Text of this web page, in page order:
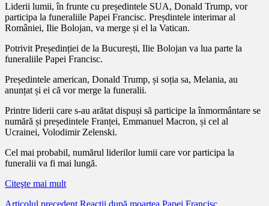
Liderii lumii, în frunte cu președintele SUA, Donald Trump, vor
participa la funeraliile Papei Francisc. Preșdintele interimar al
României, Ilie Bolojan, va merge și el la Vatican.
Potrivit Președinției de la București, Ilie Bolojan va lua parte la
funeraliile Papei Francisc.
Președintele american, Donald Trump, și soția sa, Melania, au
anunțat și ei că vor merge la funeralii.
Printre liderii care s-au arătat dispuși să participe la înmormântare se
numără și președintele Franței, Emmanuel Macron, și cel al
Ucrainei, Volodimir Zelenski.
Cel mai probabil, numărul liderilor lumii care vor participa la
funeralii va fi mai lungă.
Citeşte mai mult
Articolul precedent Reacții după moartea Papei Francisc